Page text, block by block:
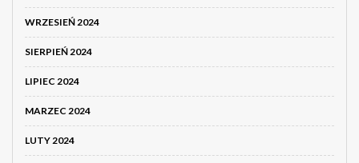
WRZESIEŃ 2024
SIERPIEŃ 2024
LIPIEC 2024
MARZEC 2024
LUTY 2024